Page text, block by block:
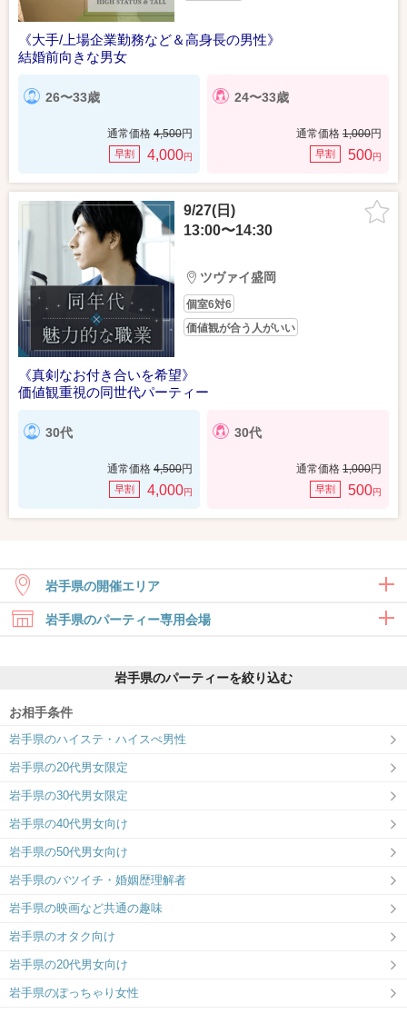
《大手/上場企業勤務など＆高身長の男性》
結婚前向きな男女
26〜33歳
通常価格 4,500円
早割 4,000円
24〜33歳
通常価格 1,000円
早割 500円
9/27(日)
13:00〜14:30
ツヴァイ盛岡
個室6対6
価値観が合う人がいい
《真剣なお付き合いを希望》
価値観重視の同世代パーティー
30代
通常価格 4,500円
早割 4,000円
30代
通常価格 1,000円
早割 500円
岩手県の開催エリア
盛岡岩手県のパーティー専用会場
岩手県のパーティーを絞り込む
お相手条件
岩手県のハイステ・ハイスぺ男性
岩手県の20代男女限定
岩手県の30代男女限定
岩手県の40代男女向け
岩手県の50代男女向け
岩手県のバツイチ・婚姻歴理解者
岩手県の映画など共通の趣味
岩手県のオタク向け
岩手県の20代男女向け
岩手県のぽっちゃり女性